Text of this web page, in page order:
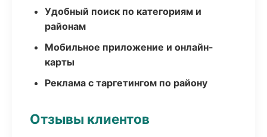
Удобный поиск по категориям и
районам
Мобильное приложение и онлайн-
карты
Реклама с таргетингом по району
Отзывы клиентов